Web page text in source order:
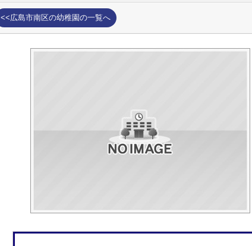
<<広島市南区の幼稚園の一覧へ